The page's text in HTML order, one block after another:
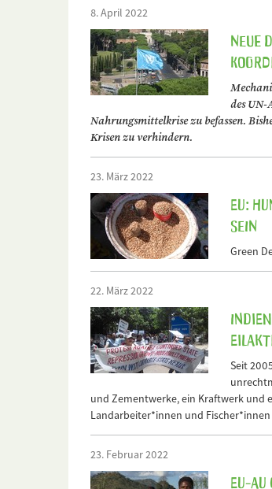
8. April 2022
Neue
des UN-
Nahrungsmittelkrise zu befassen.
Krisen zu verhindern.
23. März 2022
EU:
sein
Green
22. März 2022
Seit
und Zementwerke, ein Kraftwerk und
Landarbeiter*innen und
23. Februar 2022
EU-